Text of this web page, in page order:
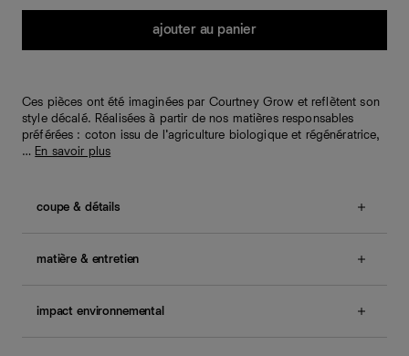
ajouter au panier
Ces pièces ont été imaginées par Courtney Grow et reflètent son
style décalé. Réalisées à partir de nos matières responsables
préférées : coton issu de l’agriculture biologique et régénératrice,
… En savoir plus
coupe & détails
sans smocks, encolure bateau.
Également disponible en
matière & entretien
Le lin est fabriqué à partir de la plante du même nom.
impact environnemental